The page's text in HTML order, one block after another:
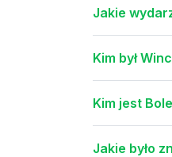
Jakie
Kim był
Kim jest
Jakie było